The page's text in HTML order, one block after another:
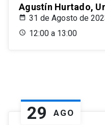
Agustín Hurtado,
31 de Agosto de
12:00 a 13:00
29 AGO